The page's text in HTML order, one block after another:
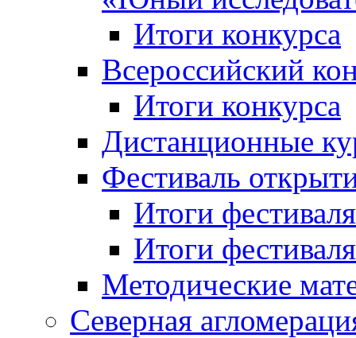
Итоги конкурса
Всероссийский
Итоги конкурса
Дистанционные
Фестиваль
Итоги
Итоги
Методические
Северная